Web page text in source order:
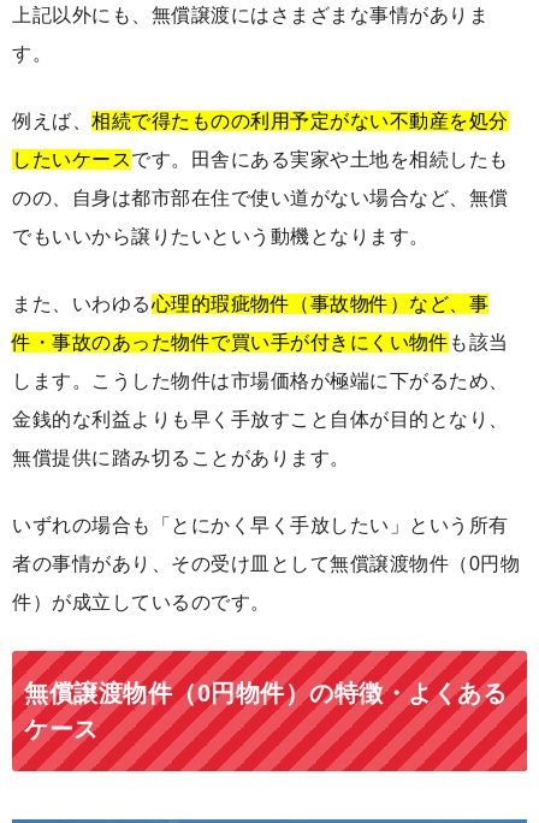
上記以外にも、無償譲渡にはさまざまな事情がありま
す。
例えば、 相続で得たものの利用予定がない不動産を処分
したいケースです。田舎にある実家や土地を相続したも
のの、自身は都市部在住で使い道がない場合など、無償
でもいいから譲りたいという動機となります。
また、いわゆる心理的瑕疵物件（事故物件）など、事
件・事故のあった物件で買い手が付きにくい物件 も該当
します。こうした物件は市場価格が極端に下がるため、
金銭的な利益よりも早く手放すこと自体が目的となり、
無償提供に踏み切ることがあります。
いずれの場合も「とにかく早く手放したい」という所有
者の事情があり、その受け皿として無償譲渡物件（0円物
件）が成立しているのです。
無償譲渡物件（0円物件）の特徴・よくある
ケース